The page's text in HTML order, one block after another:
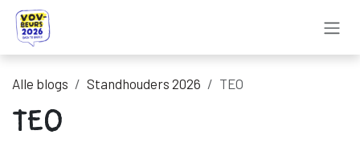
Overslaan naar inhoud
Alle blogs Standhouders 2026 TEO
TEO